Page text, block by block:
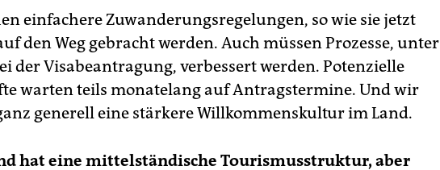
einfachere Zuwanderungsregelungen, so wie sie jetzt
den Weg gebracht werden. Auch müssen Prozesse, unter
der Visabeantragung, verbessert werden. Potenzielle
warten teils monatelang auf Antragstermine. Und wir
generell eine stärkere Willkommenskultur im Land.
hat eine mittelständische Tourismusstruktur, aber